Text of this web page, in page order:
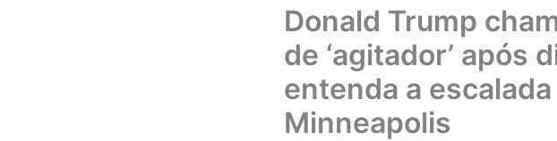
Donald Trump
de ‘agitador’ após
entenda a
Minneapolis